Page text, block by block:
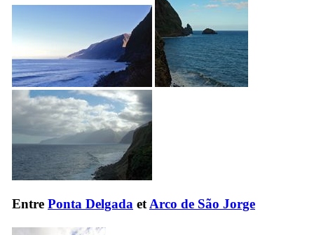
Entre Ponta Delgada et Arco de São Jorge